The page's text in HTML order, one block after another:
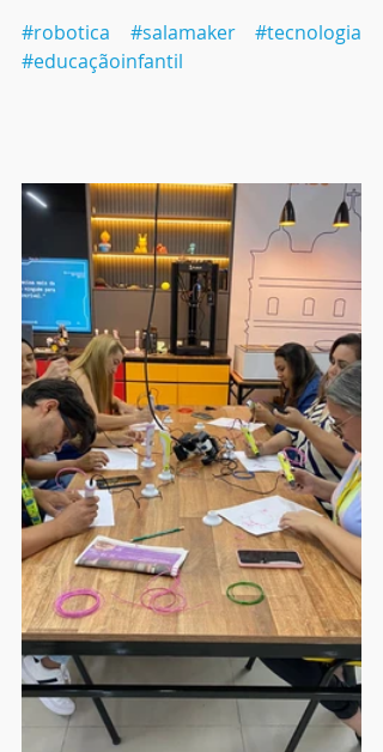
#robotica #salamaker
#tecnologia
#educaçãoinfantil